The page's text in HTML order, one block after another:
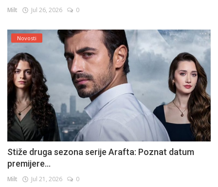
Milt Jul 26, 2026 0
Novosti
Stiže druga sezona serije Arafta: Poznat datum
premijere...
Milt Jul 21, 2026 0